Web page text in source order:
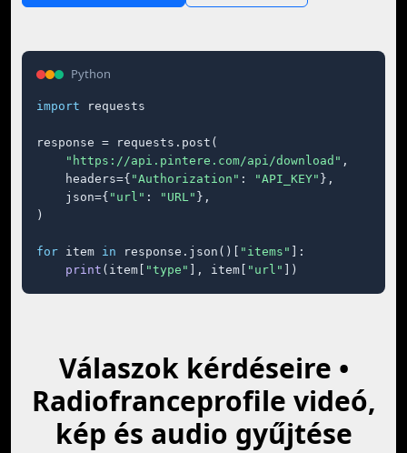
Python
import requests
response = requests.post(
"https://api.pintere.com/api/download" ,
    headers={
"Authorization" : "API_KEY" },
    json={
"url" : "URL" },
)
for item in response.json()[ "items"
]:
print (item[ "type" ], item[ "url" ])
Válaszok kérdéseire •
Radiofranceprofile videó,
kép és audio gyűjtése